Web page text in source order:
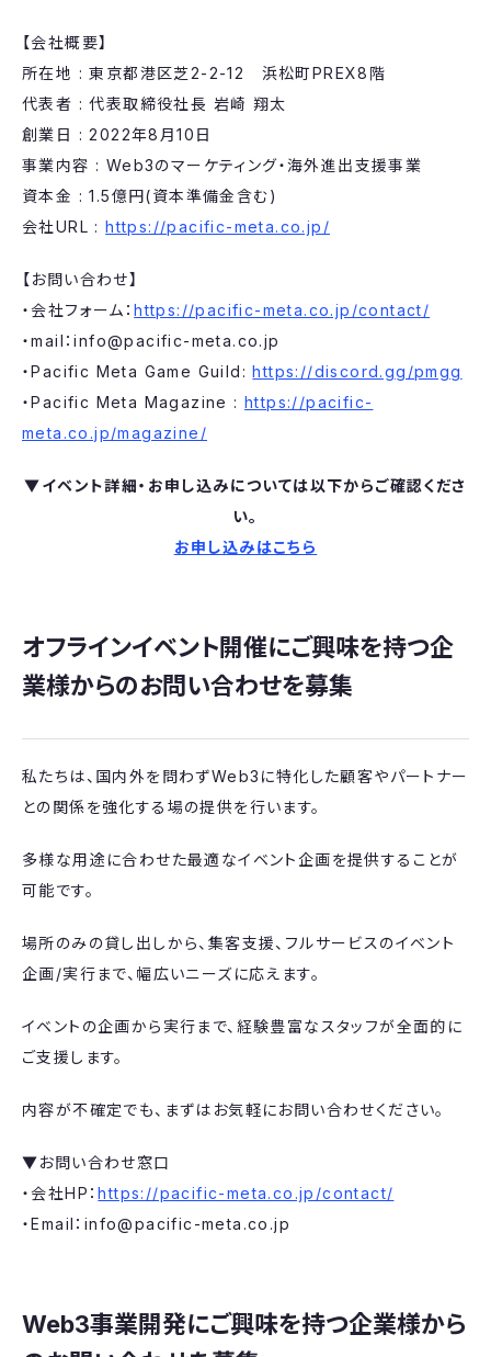
【会社概要】
所在地 : 東京都港区芝2-2-12 浜松町PREX8階
代表者 : 代表取締役社長 岩崎 翔太
創業日 : 2022年8月10日
事業内容 : Web3のマーケティング・海外進出支援事業
資本金 : 1.5億円(資本準備金含む)
会社URL :https://pacific-meta.co.jp/
【お問い合わせ】
・会社フォーム：https://pacific-meta.co.jp/contact/
・mail：info@pacific-meta.co.jp
・Pacific Meta Game Guild:https://discord.gg/pmgg
・Pacific Meta Magazine : https://pacific-
meta.co.jp/magazine/
▼イベント詳細・お申し込みについては以下からご確認くださ
い。
お申し込みはこちら
オフラインイベント開催にご興味を持つ企
業様からのお問い合わせを募集
私たちは、国内外を問わずWeb3に特化した顧客やパートナー
との関係を強化する場の提供を行います。
多様な用途に合わせた最適なイベント企画を提供することが
可能です。
場所のみの貸し出しから、集客支援、フルサービスのイベント
企画/実行まで、幅広いニーズに応えます。
イベントの企画から実行まで、経験豊富なスタッフが全面的に
ご支援します。
内容が不確定でも、まずはお気軽にお問い合わせください。
▼お問い合わせ窓口
・会社HP：https://pacific-meta.co.jp/contact/
・Email：info@pacific-meta.co.jp
Web3事業開発にご興味を持つ企業様から